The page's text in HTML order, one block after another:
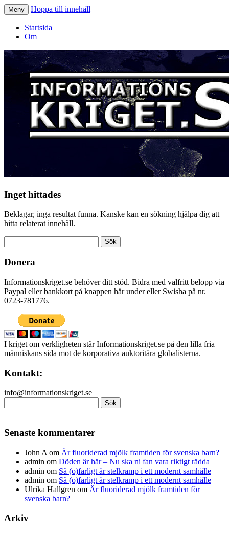
Informationskriget.se
Meny Hoppa till innehåll
Startsida
Om
Inget hittades
Beklagar, inga resultat funna. Kanske kan en sökning hjälpa dig att
hitta relaterat innehåll.
efter:
Donera
Informationskriget.se behöver ditt stöd. Bidra med valfritt belopp via
Paypal eller bankkort på knappen här under eller Swisha på nr.
0723-781776.
I kriget om verkligheten står Informationskriget.se på den lilla fria
människans sida mot de korporativa auktoritära globalisterna.
Kontakt:
info@informationskriget.se
efter:
Senaste kommentarer
John A om Är fluoriderad mjölk framtiden för svenska barn?
admin om Döden är här – Nu ska ni fan vara riktigt rädda
admin om Så (o)farligt är stelkramp i ett modernt samhälle
admin om Så (o)farligt är stelkramp i ett modernt samhälle
Ulrika Hallgren om Är fluoriderad mjölk framtiden för
svenska barn?
Arkiv